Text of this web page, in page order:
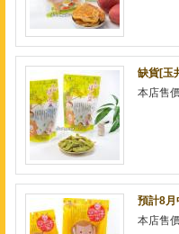
缺貨[玉
本店售
預計8月
本店售